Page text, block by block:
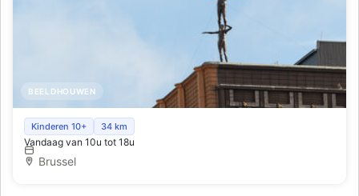
BEELDHOUWEN
Art meets Science
Kinderen 10+ 34 km
Vandaag van 10u tot 18u
Brussel